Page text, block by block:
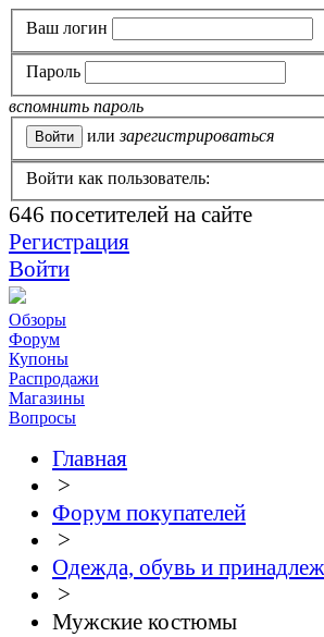
Ваш логин
Пароль
вспомнить пароль
или зарегистрироваться
Войти как пользователь:
646 посетителей на сайте
Регистрация
Войти
Обзоры
Форум
Купоны
Распродажи
Магазины
Вопросы
Главная
>
Форум покупателей
>
Одежда, обувь и
>
Мужские костюмы